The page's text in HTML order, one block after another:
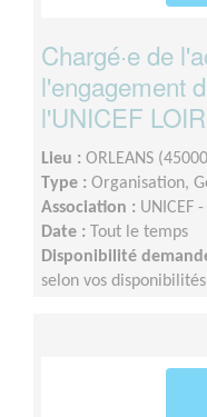
Chargé·e de
l'engagement
l'UNICEF
Lieu : ORLEANS
Type : Organisation,
Association : UNICEF
Date :
Tout le temps
Disponibilité
selon vos